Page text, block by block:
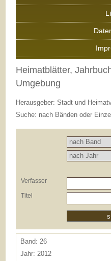
Heimatblätter,
Umgebung
Herausgeber: Stadt und
Suche: nach Bänden oder
Verfasser
Titel
Band: 26
Jahr: 2012